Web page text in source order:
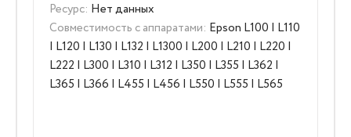
Ресурс: Нет данных
Совместимость с аппаратами: Epson L100 | L110
| L120 | L130 | L132 | L1300 | L200 | L210 | L220 |
L222 | L300 | L310 | L312 | L350 | L355 | L362 |
L365 | L366 | L455 | L456 | L550 | L555 | L565